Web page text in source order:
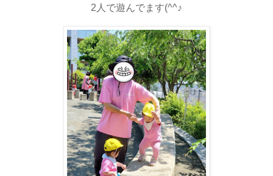
2人で遊んでます(^^♪